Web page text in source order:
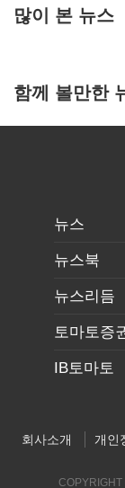
많이 본 뉴스
함께 볼만한
뉴스
뉴스북
뉴스리듬
토마토증
IB토마토
회사소개 개인